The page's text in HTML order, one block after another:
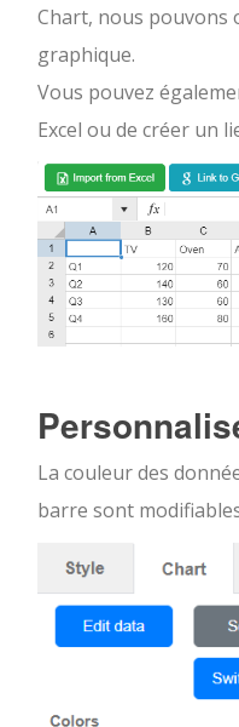
Chart, nous pouvons
graphique.
Vous pouvez
Excel ou de créer un
La couleur des
barre sont